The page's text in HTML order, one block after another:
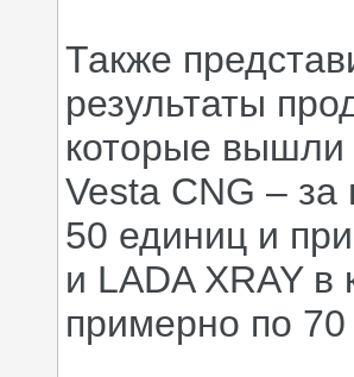
Также
результаты
которые вышли
Vesta CNG –
50 единиц и
и LADA XRAY
примерно по